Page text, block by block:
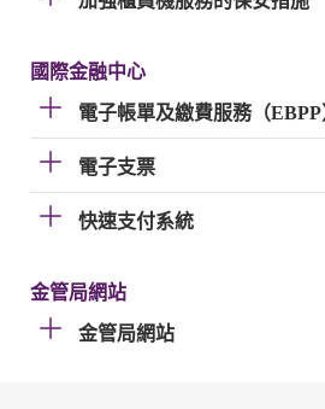
國際金融中心
電子帳單及繳費服務（EBPP
電子支票
快速支付系統
金管局網站
金管局網站